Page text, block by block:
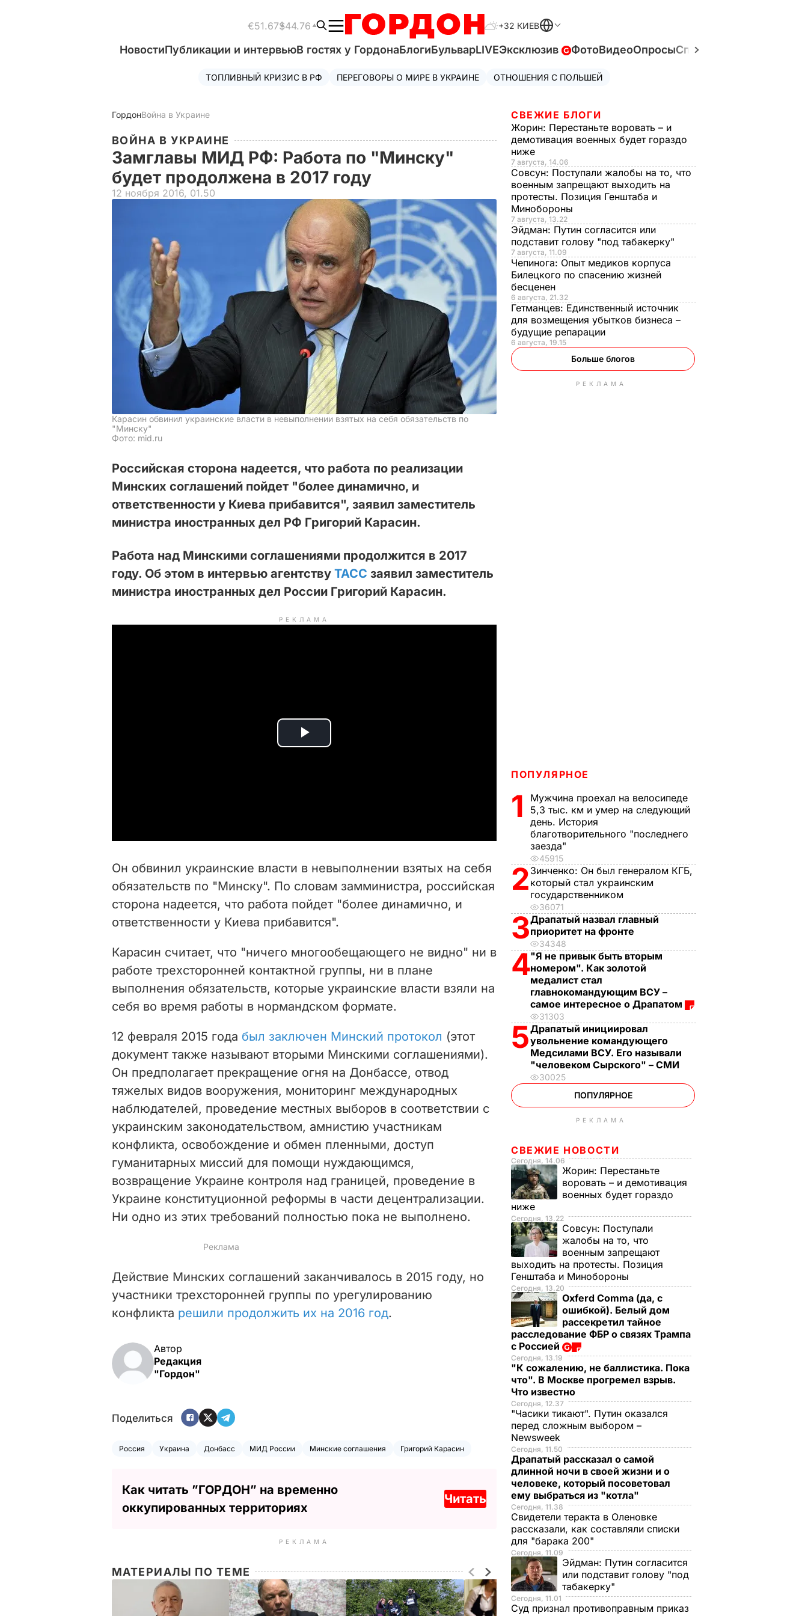
€51.67$44.76 +32 КИЕВ
НовостиПубликации и интервьюВ гостях у ГордонаБлогиБульварLIVEЭксклюзив ФотоВидеоОпросыСпецпроекты
ТОПЛИВНЫЙ КРИЗИС В РФ ПЕРЕГОВОРЫ О МИРЕ В УКРАИНЕ ОТНОШЕНИЯ С ПОЛЬШЕЙ
ГордонВойна в Украине
ВОЙНА В УКРАИНЕ
Замглавы МИД РФ: Работа по "Минску"
будет продолжена в 2017 году
12 ноября 2016, 01.50
Карасин обвинил украинские власти в невыполнении взятых на себя обязательств по
"Минску"
Фото: mid.ru
Российская сторона надеется, что работа по реализации
Минских соглашений пойдет "более динамично, и
ответственности у Киева прибавится", заявил заместитель
министра иностранных дел РФ Григорий Карасин.
Работа над Минскими соглашениями продолжится в 2017
году. Об этом в интервью агентству ТАСС заявил заместитель
министра иностранных дел России Григорий Карасин.
РЕКЛАМА
P
i
d
o
Он обвинил украинские власти в невыполнении взятых на себя
обязательств по "Минску". По словам замминистра, российская
сторона надеется, что работа пойдет "более динамично, и
ответственности у Киева прибавится".
Карасин считает, что "ничего многообещающего не видно" ни в
работе трехсторонней контактной группы, ни в плане
выполнения обязательств, которые украинские власти взяли на
себя во время работы в нормандском формате.
12 февраля 2015 года был заключен Минский протокол (этот
документ также называют вторыми Минскими соглашениями).
Он предполагает прекращение огня на Донбассе, отвод
тяжелых видов вооружения, мониторинг международных
наблюдателей, проведение местных выборов в соответствии с
украинским законодательством, амнистию участникам
конфликта, освобождение и обмен пленными, доступ
гуманитарных миссий для помощи нуждающимся,
возвращение Украине контроля над границей, проведение в
Украине конституционной реформы в части децентрализации.
Ни одно из этих требований полностью пока не выполнено.
Действие Минских соглашений заканчивалось в 2015 году, но
участники трехсторонней группы по урегулированию
конфликта решили продолжить их на 2016 год.
Автор
Редакция
"Гордон"
Поделиться
Россия Украина Донбасс МИД России Минские соглашения Григорий Карасин
Как читать ”ГОРДОН” на временно
оккупированных территориях
Читать
РЕКЛАМА
МАТЕРИАЛЫ ПО ТЕМЕ
СВЕЖИЕ БЛОГИ
Жорин: Перестаньте воровать – и
демотивация военных будет гораздо
ниже
7 августа, 14.06
Совсун: Поступали жалобы на то, что
военным запрещают выходить на
протесты. Позиция Генштаба и
Минобороны
7 августа, 13.22
Эйдман: Путин согласится или
подставит голову "под табакерку"
7 августа, 11.09
Чепинога: Опыт медиков корпуса
Билецкого по спасению жизней
бесценен
6 августа, 21.32
Гетманцев: Единственный источник
для возмещения убытков бизнеса –
будущие репарации
6 августа, 19.15
Больше блогов
РЕКЛАМА
ПОПУЛЯРНОЕ
1
Мужчина проехал на велосипеде
5,3 тыс. км и умер на следующий
день. История
благотворительного "последнего
заезда"
45915
2 Зинченко: Он был генералом КГБ,
который стал украинским
государственником
36071
3Драпатый назвал главный
приоритет на фронте
34348
4"Я не привык быть вторым
номером". Как золотой
медалист стал
главнокомандующим ВСУ –
самое интересное о Драпатом
31303
5Драпатый инициировал
увольнение командующего
Медсилами ВСУ. Его называли
"человеком Сырского" – СМИ
30025
ПОПУЛЯРНОЕ
РЕКЛАМА
СВЕЖИЕ НОВОСТИ
Сегодня, 14.06
Жорин: Перестаньте
воровать – и демотивация
военных будет гораздо
ниже
Сегодня, 13.22
Совсун: Поступали
жалобы на то, что
военным запрещают
выходить на протесты. Позиция
Генштаба и Минобороны
Сегодня, 13.20
Oxferd Comma (да, с
ошибкой). Белый дом
рассекретил тайное
расследование ФБР о связях Трампа
с Россией
Сегодня, 13.19
"К сожалению, не баллистика. Пока
что". В Москве прогремел взрыв.
Что известно
Сегодня, 12.37
"Часики тикают". Путин оказался
перед сложным выбором –
Newsweek
Сегодня, 11.50
Драпатый рассказал о самой
длинной ночи в своей жизни и о
человеке, который посоветовал
ему выбраться из "котла"
Сегодня, 11.38
Свидетели теракта в Оленовке
рассказали, как составляли списки
для "барака 200"
Сегодня, 11.09
Эйдман: Путин согласится
или подставит голову "под
табакерку"
Сегодня, 11.01
Суд признал противоправным приказ